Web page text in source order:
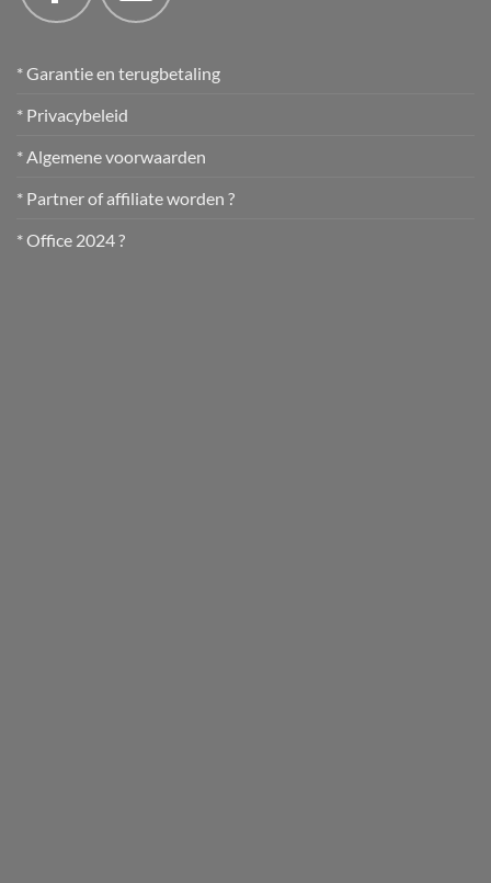
* Garantie en terugbetaling
* Privacybeleid
* Algemene voorwaarden
* Partner of affiliate worden ?
* Office 2024 ?